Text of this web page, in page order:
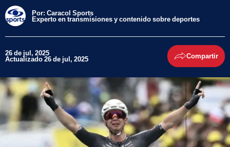
Por: Caracol Sports
Experto en transmisiones y contenido sobre deportes
26 de jul, 2025
Actualizado 26 de jul, 2025 Compartir